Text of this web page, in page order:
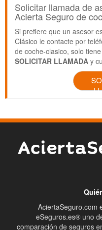
Solicitar llamada de
Acierta Seguro de
Si prefiere que un asesor
Clásico le contacte por
de coche-clasico, solo
SOLICITAR LLAMADA y
AciertaSeguro.com
eSeguros.es® uno
comparación de seguros